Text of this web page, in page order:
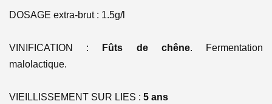
DOSAGE extra-brut : 1.5g/l
VINIFICATION : Fûts de chêne. Fermentation
malolactique.
VIEILLISSEMENT SUR LIES : 5 ans